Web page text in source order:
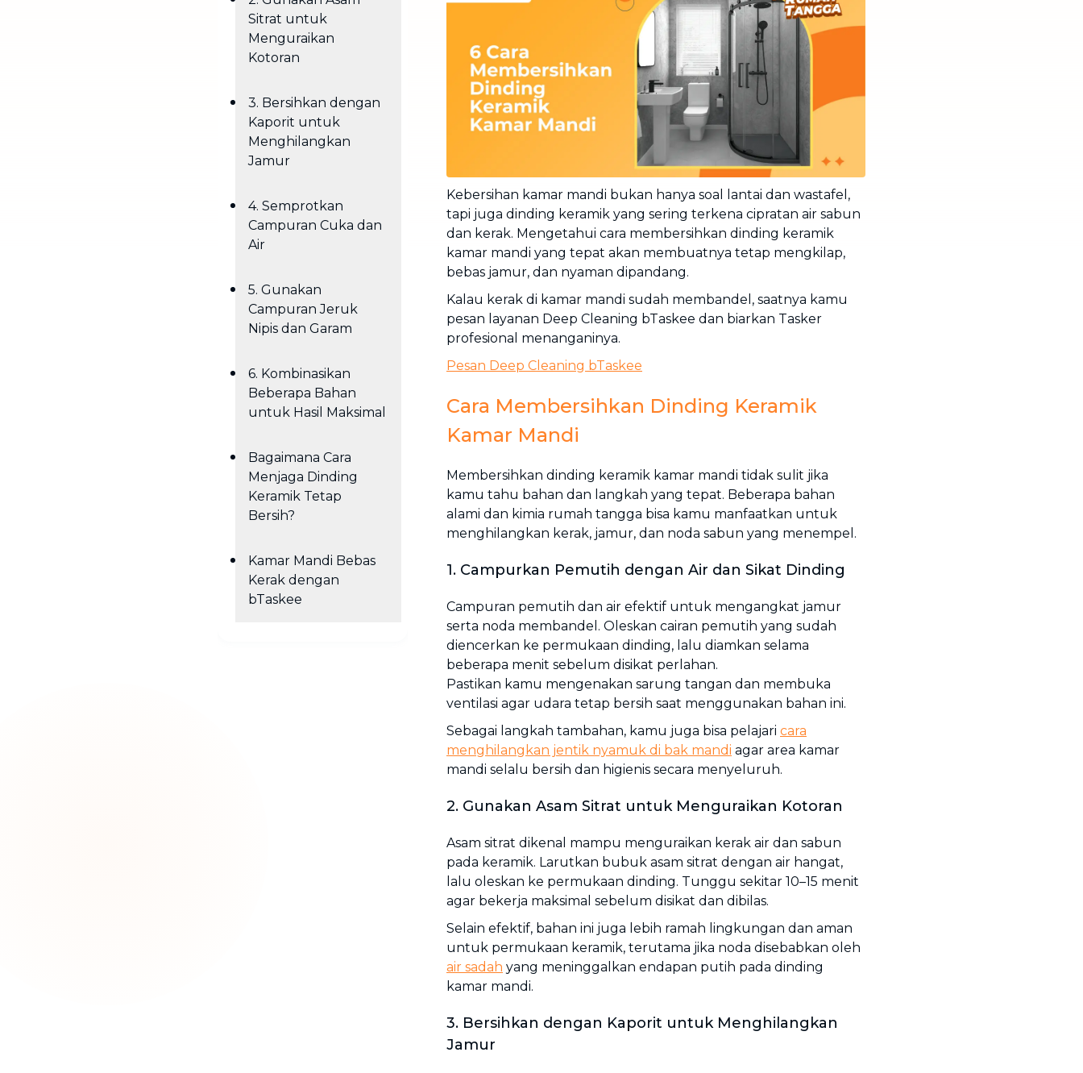
Cuci Sofa & Kasur
Layanan pembersihan sofa, kasur,
gorden, dan karpet profesional
Pindahan Rumah
Layanan pindahan dan relokasi
rumah secara menyeluruh
Sitrat untuk
Menguraikan
Kotoran
3. Bersihkan dengan
Kaporit untuk
Menghilangkan
Jamur
4. Semprotkan
Campuran Cuka dan
Air
5. Gunakan
Campuran Jeruk
Nipis dan Garam
6. Kombinasikan
Beberapa Bahan
untuk Hasil Maksimal
Bagaimana Cara
Menjaga Dinding
Keramik Tetap
Bersih?
Kamar Mandi Bebas
Kerak dengan
bTaskee
Kebersihan kamar mandi bukan hanya soal lantai dan wastafel,
tapi juga dinding keramik yang sering terkena cipratan air sabun
dan kerak. Mengetahui cara membersihkan dinding keramik
kamar mandi yang tepat akan membuatnya tetap mengkilap,
bebas jamur, dan nyaman dipandang.
Kalau kerak di kamar mandi sudah membandel, saatnya kamu
pesan layanan Deep Cleaning bTaskee dan biarkan Tasker
profesional menanganinya.
Pesan Deep Cleaning bTaskee
Cara Membersihkan Dinding Keramik
Kamar Mandi
Membersihkan dinding keramik kamar mandi tidak sulit jika
kamu tahu bahan dan langkah yang tepat. Beberapa bahan
alami dan kimia rumah tangga bisa kamu manfaatkan untuk
menghilangkan kerak, jamur, dan noda sabun yang menempel.
1. Campurkan Pemutih dengan Air dan Sikat Dinding
Campuran pemutih dan air efektif untuk mengangkat jamur
serta noda membandel. Oleskan cairan pemutih yang sudah
diencerkan ke permukaan dinding, lalu diamkan selama
beberapa menit sebelum disikat perlahan.
Pastikan kamu mengenakan sarung tangan dan membuka
ventilasi agar udara tetap bersih saat menggunakan bahan ini.
Sebagai langkah tambahan, kamu juga bisa pelajari cara
menghilangkan jentik nyamuk di bak mandi agar area kamar
mandi selalu bersih dan higienis secara menyeluruh.
2. Gunakan Asam Sitrat untuk Menguraikan Kotoran
Asam sitrat dikenal mampu menguraikan kerak air dan sabun
pada keramik. Larutkan bubuk asam sitrat dengan air hangat,
lalu oleskan ke permukaan dinding. Tunggu sekitar 10–15 menit
agar bekerja maksimal sebelum disikat dan dibilas.
Selain efektif, bahan ini juga lebih ramah lingkungan dan aman
untuk permukaan keramik, terutama jika noda disebabkan oleh
air sadah yang meninggalkan endapan putih pada dinding
kamar mandi.
3. Bersihkan dengan Kaporit untuk Menghilangkan
Jamur